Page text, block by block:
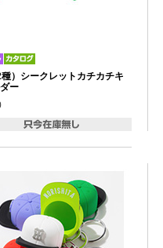
種）シークレットカチカチキ
ー